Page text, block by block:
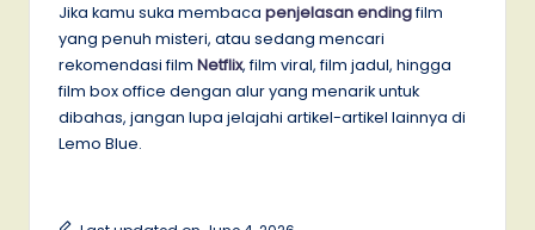
Jika kamu suka membaca penjelasan endingfilm
yang penuh misteri, atau sedang mencari
rekomendasi film Netflix, film viral, film jadul, hingga
film box office dengan alur yang menarik untuk
dibahas, jangan lupa jelajahi artikel-artikel lainnya di
Lemo Blue.